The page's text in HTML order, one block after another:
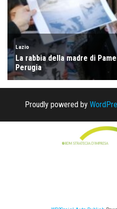
Proudly powered by